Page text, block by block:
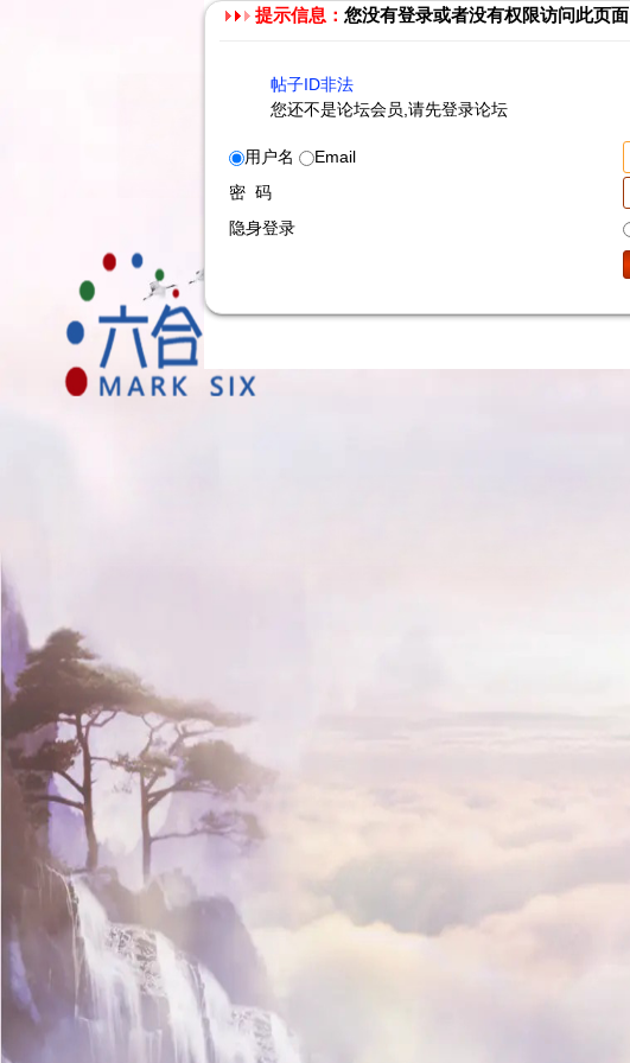
提示信息： 您没有登录或者没有权限访问此页面
帖子ID非法
您还不是论坛会员,请先登录论坛
用户名
Email
密 码
隐身登录